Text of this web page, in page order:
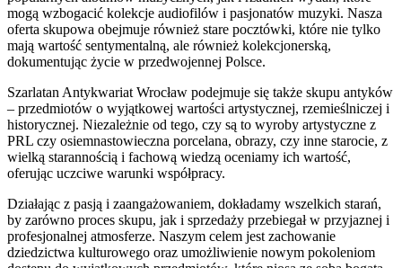
mogą wzbogacić kolekcje audiofilów i pasjonatów muzyki. Nasza
oferta skupowa obejmuje również stare pocztówki, które nie tylko
mają wartość sentymentalną, ale również kolekcjonerską,
dokumentując życie w przedwojennej Polsce.
Szarlatan Antykwariat Wrocław podejmuje się także skupu antyków
– przedmiotów o wyjątkowej wartości artystycznej, rzemieślniczej i
historycznej. Niezależnie od tego, czy są to wyroby artystyczne z
PRL czy osiemnastowieczna porcelana, obrazy, czy inne starocie, z
wielką starannością i fachową wiedzą oceniamy ich wartość,
oferując uczciwe warunki współpracy.
Działając z pasją i zaangażowaniem, dokładamy wszelkich starań,
by zarówno proces skupu, jak i sprzedaży przebiegał w przyjaznej i
profesjonalnej atmosferze. Naszym celem jest zachowanie
dziedzictwa kulturowego oraz umożliwienie nowym pokoleniom